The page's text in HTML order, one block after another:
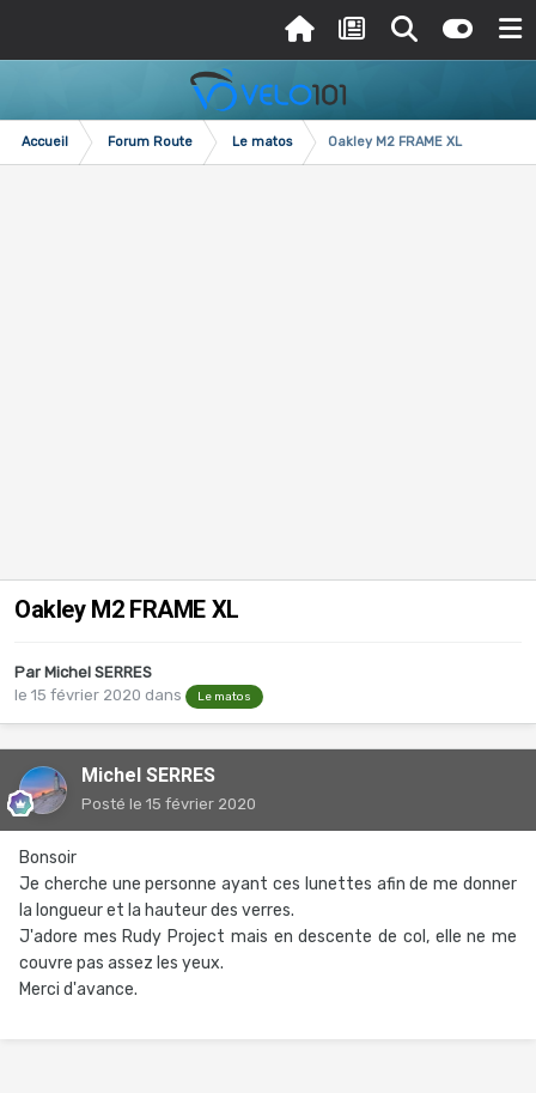
Accueil Forum Route Le matos Oakley M2 FRAME XL
Oakley M2 FRAME XL
Par Michel SERRES
le 15 février 2020 dans Le matos
Michel SERRES
Posté le 15 février 2020
Bonsoir
Je cherche une personne ayant ces lunettes afin de me donner
la longueur et la hauteur des verres.
J'adore mes Rudy Project mais en descente de col, elle ne me
couvre pas assez les yeux.
Merci d'avance.